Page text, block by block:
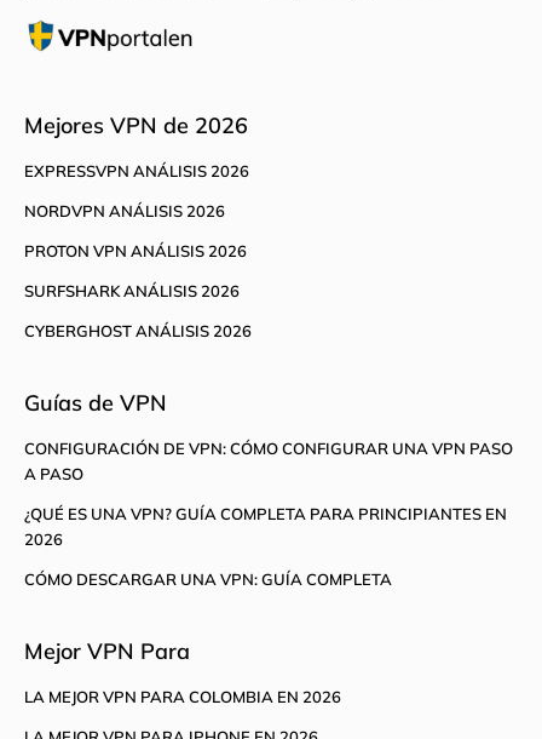
Mejores VPN de 2026
EXPRESSVPN ANÁLISIS 2026
NORDVPN ANÁLISIS 2026
PROTON VPN ANÁLISIS 2026
SURFSHARK ANÁLISIS 2026
CYBERGHOST ANÁLISIS 2026
Guías de VPN
CONFIGURACIÓN DE VPN: CÓMO CONFIGURAR UNA VPN PASO
A PASO
¿QUÉ ES UNA VPN? GUÍA COMPLETA PARA PRINCIPIANTES EN
2026
CÓMO DESCARGAR UNA VPN: GUÍA COMPLETA
Mejor VPN Para
LA MEJOR VPN PARA COLOMBIA EN 2026